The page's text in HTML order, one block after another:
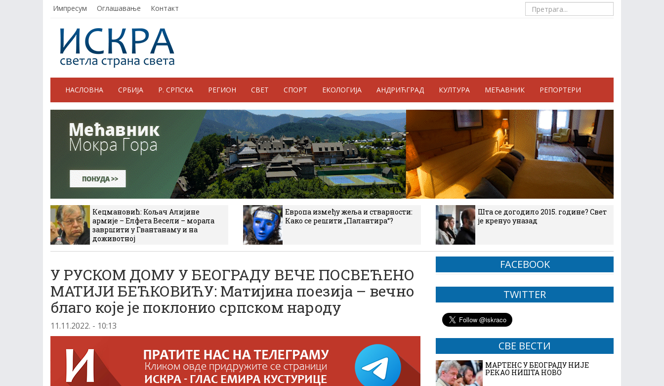
Импресум Оглашавање Контакт
НАСЛОВНА СРБИЈА Р. СРПСКА РЕГИОН СВЕТ СПОРТ ЕКОЛОГИЈА АНДРИЋГРАД КУЛТУРА МЕЋАВНИК РЕПОРТЕРИ
Кецмановић: Кољач Алијине
армије – Елфета Весели – морала
завршити у Гвантанаму и на
доживотној
Европа између жеља и стварности:
Како се решити „Палантира“?
Шта се догодило 2015. године? Свет
је кренуо уназад
У РУСКОМ ДОМУ У БЕОГРАДУ ВЕЧЕ ПОСВЕЋЕНО
МАТИЈИ БЕЋКОВИЋУ: Матијина поезија – вечно
благо које је поклонио српском народу
11.11.2022. - 10:13
FACEBOOK
TWITTER
СВЕ ВЕСТИ
МАРТЕНС У БЕОГРАДУ НИЈЕ
РЕКАО НИШТА НОВО